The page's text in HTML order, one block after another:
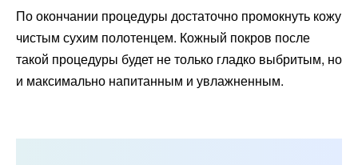
По окончании процедуры достаточно промокнуть кожу
чистым сухим полотенцем. Кожный покров после
такой процедуры будет не только гладко выбритым, но
и максимально напитанным и увлажненным.